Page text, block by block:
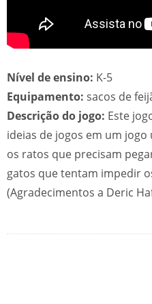
Nível de ensino: K-5
Equipamento: sacos de
Descrição do jogo: Este
ideias de jogos em um
os ratos que precisam
gatos que tentam impedir
(Agradecimentos a Deric